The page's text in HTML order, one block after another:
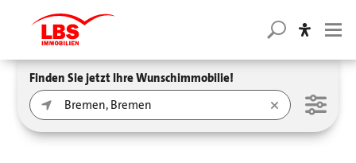
Finden Sie jetzt Ihre Wunschimmobilie!